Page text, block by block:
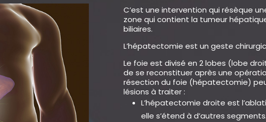
C’est une intervention qui résèque
zone qui contient la tumeur
biliaires.
L’hépatectomie est un geste
Le foie est divisé en 2 lobes (lobe
de se reconstituer après une
résection du foie (hépatectomie)
lésions à traiter :
L’hépatectomie droite est
elle s’étend à d’autres segments.